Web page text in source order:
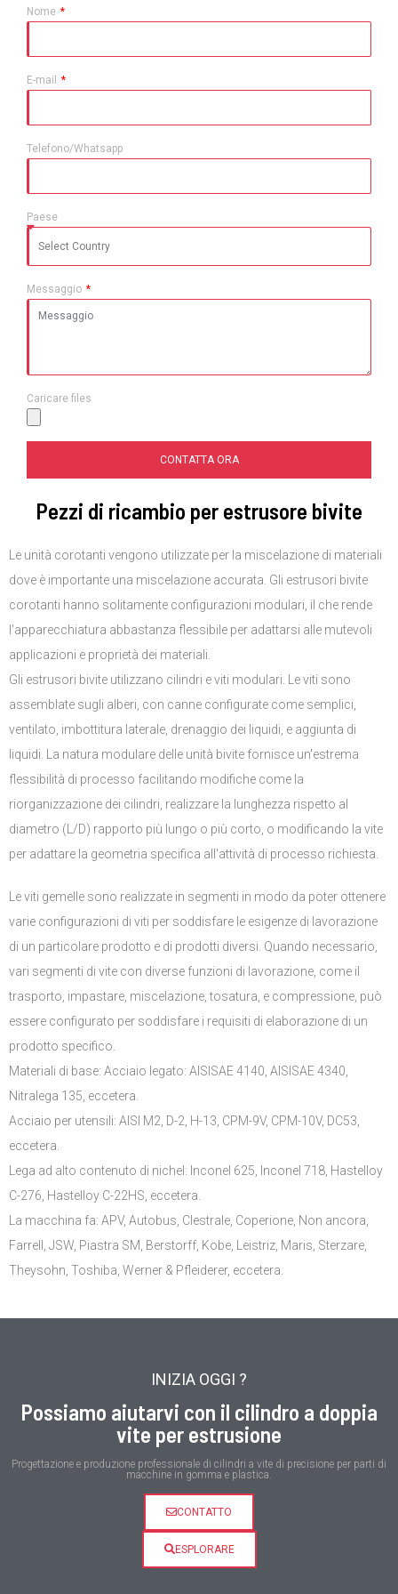
Pezzi di ricambio per estrusore bivite
Le unità corotanti vengono utilizzate per la miscelazione di materiali
dove è importante una miscelazione accurata Gli estrusori bivite
corotanti hanno solitamente configurazioni modulari il che rende
l'apparecchiatura abbastanza flessibile per adattarsi alle mutevoli
applicazioni e proprietà dei materiali
Gli estrusori bivite utilizzano cilindri e viti modulari
Le viti sono
assemblate sugli alberi con canne configurate come semplici
ventilato imbottitura laterale drenaggio dei liquidi e aggiunta di
liquidi
La natura modulare delle unità bivite fornisce un'estrema
flessibilità di processo facilitando modifiche come la
riorganizzazione dei cilindri realizzare la lunghezza rispetto al
diametro (L/D) rapporto più lungo o più corto o modificando la vite
per adattare la geometria specifica all'attività di processo richiesta
Le viti gemelle sono realizzate in segmenti in modo da poter ottenere
varie configurazioni di viti per soddisfare le esigenze di lavorazione
di un particolare prodotto e di prodotti diversi Quando necessario
vari segmenti di vite con diverse funzioni di lavorazione come il
trasporto impastare , miscelazione, tosatura, e compressione può
essere configurato per soddisfare i requisiti di elaborazione di un
prodotto specifico
Materiali di base: Acciaio legato: AISISAE 4140, AISISAE 4340,
Nitralega 135, eccetera.
Acciaio per utensili: AISI M2 , D-2, H-13, CPM-9V, CPM-10V, DC53,
eccetera.
Lega ad alto contenuto di nichel : Inconel 625, Inconel 718, Hastelloy
C-276, Hastelloy C-22HS , eccetera.
La macchina fa: APV, Autobus Clestrale Coperione Non ancora
Farrell
, JSW, Piastra SM Berstorff Kobe Leistriz , Maris, Sterzare
Theysohn, Toshiba, Werner & Pfleiderer, eccetera.
Nome
E-mail
Telefono/Whatsapp
Paese
Messaggio
Caricare files
CONTATTA ORA
INIZIA OGGI ?
Possiamo aiutarvi con il cilindro a doppia
vite per estrusione
Progettazione e produzione professionale di cilindri a vite di precisione per parti di
macchine in gomma e plastica.
CONTATTO
ESPLORARE